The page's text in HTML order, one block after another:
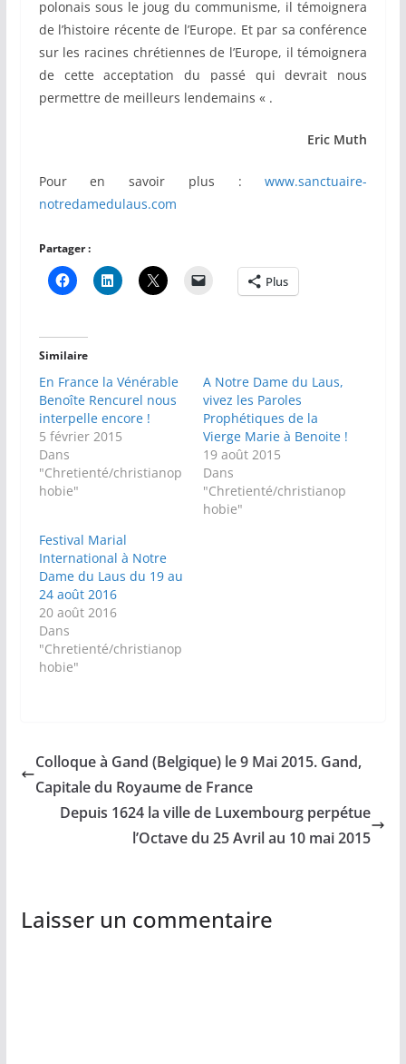
polonais sous le joug du communisme, il témoignera
de l’histoire récente de l’Europe. Et par sa conférence
sur les racines chrétiennes de l’Europe, il témoignera
de cette acceptation du passé qui devrait nous
permettre de meilleurs lendemains « .
Eric Muth
Pour en savoir plus :www.sanctuaire-
notredamedulaus.com
Partager :
Plus
Similaire
En France la Vénérable
Benoîte Rencurel nous
interpelle encore !
5 février 2015
Dans
"Chretienté/christianop
hobie"
A Notre Dame du Laus,
vivez les Paroles
Prophétiques de la
Vierge Marie à Benoite !
19 août 2015
Dans
"Chretienté/christianop
hobie"
Festival Marial
International à Notre
Dame du Laus du 19 au
24 août 2016
20 août 2016
Dans
"Chretienté/christianop
hobie"
Colloque à Gand (Belgique) le 9 Mai 2015. Gand,
Capitale du Royaume de France
Depuis 1624 la ville de Luxembourg perpétue
l’Octave du 25 Avril au 10 mai 2015
Laisser un commentaire